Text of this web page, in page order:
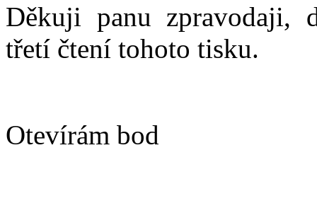
Děkuji panu zpravodaji,
třetí čtení tohoto tisku.
Otevírám bod